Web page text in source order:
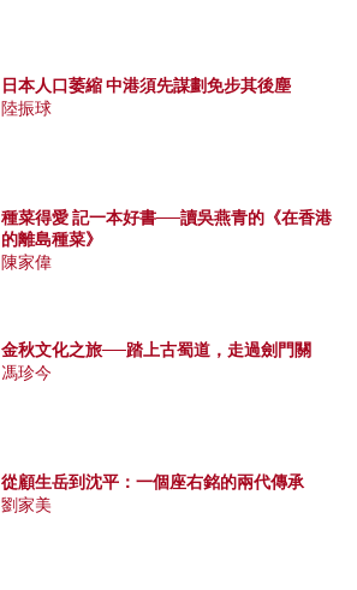
日本人口萎縮 中港須先謀劃免步其後塵
陸振球
種菜得愛 記一本好書──讀吳燕青的《在香港
的離島種菜》
陳家偉
金秋文化之旅──踏上古蜀道，走過劍門關
馮珍今
從顧生岳到沈平：一個座右銘的兩代傳承
劉家美